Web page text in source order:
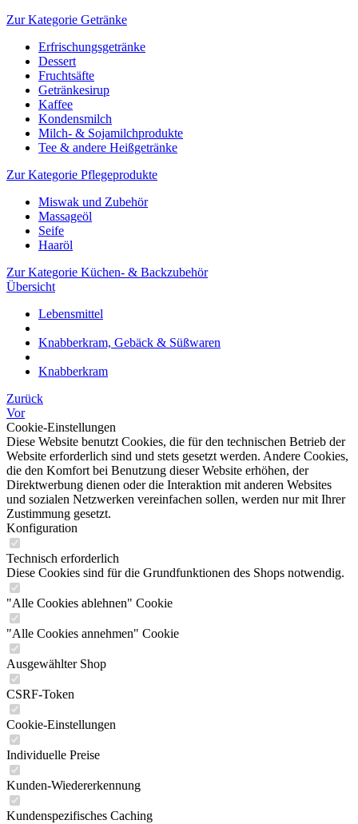
Zur Kategorie Getränke
Erfrischungsgetränke
Dessert
Fruchtsäfte
Getränkesirup
Kaffee
Kondensmilch
Milch- & Sojamilchprodukte
Tee & andere Heißgetränke
Zur Kategorie Pflegeprodukte
Miswak und Zubehör
Massageöl
Seife
Haaröl
Zur Kategorie Küchen- & Backzubehör
Übersicht
Lebensmittel
Knabberkram, Gebäck & Süßwaren
Knabberkram
Zurück
Vor
Cookie-Einstellungen
Diese Website benutzt Cookies, die für den technischen Betrieb der
Website erforderlich sind und stets gesetzt werden. Andere Cookies,
die den Komfort bei Benutzung dieser Website erhöhen, der
Direktwerbung dienen oder die Interaktion mit anderen Websites
und sozialen Netzwerken vereinfachen sollen, werden nur mit Ihrer
Zustimmung gesetzt.
Konfiguration
Technisch erforderlich
Diese Cookies sind für die Grundfunktionen des Shops notwendig.
"Alle Cookies ablehnen" Cookie
"Alle Cookies annehmen" Cookie
Ausgewählter Shop
CSRF-Token
Cookie-Einstellungen
Individuelle Preise
Kunden-Wiedererkennung
Kundenspezifisches Caching